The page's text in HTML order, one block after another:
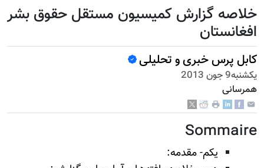
خلاصه گزارش کمیسیون مستقل حقوق بشر
افغانستان
کابل پرس خبری و تحلیلی
يكشنبه9 جون 2013
همرسانی
Sommaire
یکم- مقدمه: